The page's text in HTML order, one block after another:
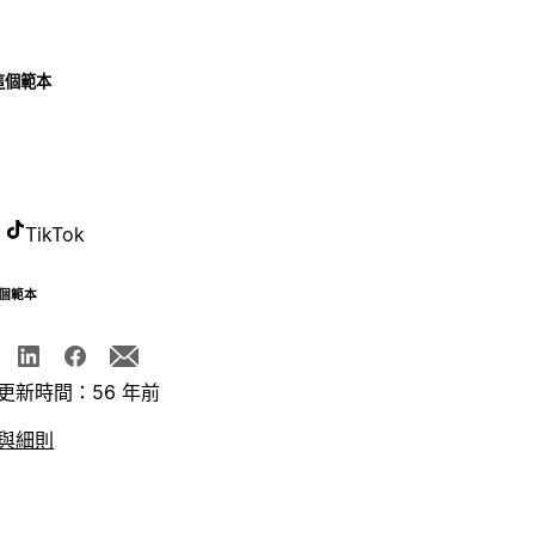
個範本
TikTok
範本
新時間：56 年前
細則